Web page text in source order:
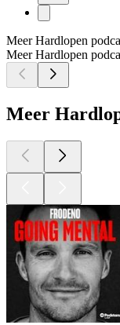
Meer Hardlopen
Meer Hardlopen
Meer